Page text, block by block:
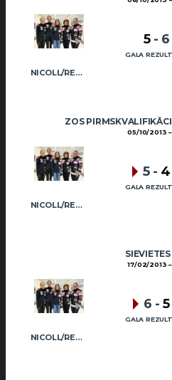
NICOLL/REGŽA
5 - 6
GALA
ZOS
05/10/2013
NICOLL/REGŽA
5 - 4
GALA
17/02/2013
NICOLL/REGŽA
6 - 5
GALA